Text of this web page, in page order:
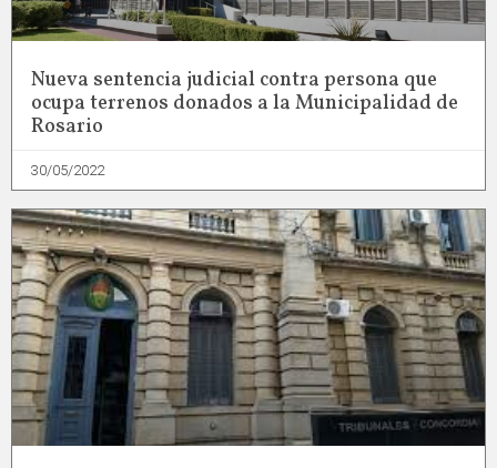
Nueva sentencia judicial contra persona que
ocupa terrenos donados a la Municipalidad de
Rosario
30/05/2022